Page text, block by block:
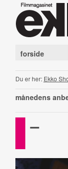
forside
Du er her: Ekko
månedens
–